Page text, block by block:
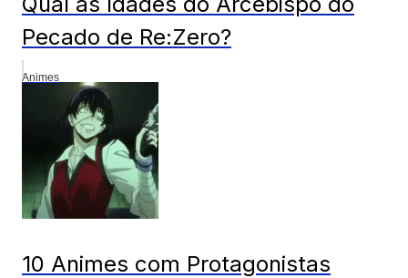
Pecado de Re:Zero?
Animes
10 Animes com Protagonistas